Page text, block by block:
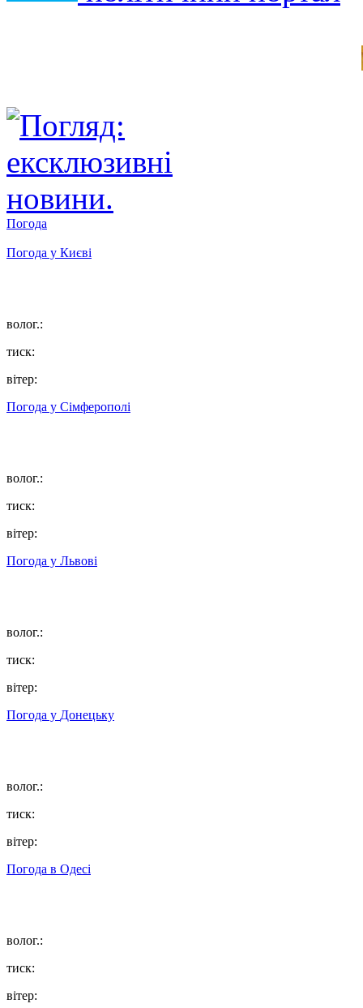
Погода
Погода у Києві
волог.:
тиск:
вітер:
Погода у Сімферополі
волог.:
тиск:
вітер:
Погода у Львові
волог.:
тиск:
вітер:
Погода у Донецьку
волог.:
тиск:
вітер:
Погода в Одесі
волог.:
тиск:
вітер: